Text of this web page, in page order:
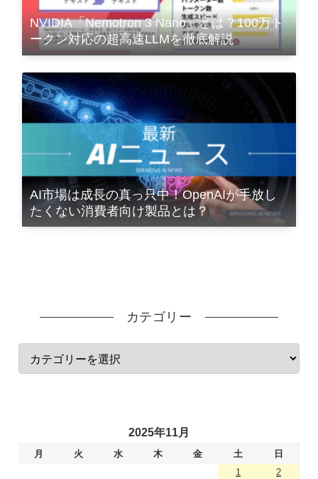
NVIDIA「Nemotron 3 Nano」とは？100万ト
ークン対応の超高速LLMを徹底解説
AI市場は成長の真っ只中！OpenAIが手放し
たくない消費者向け製品とは？
カテゴリー
2025年11月
月 火 水 木 金 土
日
1
2